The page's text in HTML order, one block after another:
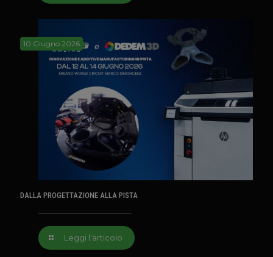
10 Giugno 2026
DALLA PROGETTAZIONE ALLA PISTA
Leggi l'articolo